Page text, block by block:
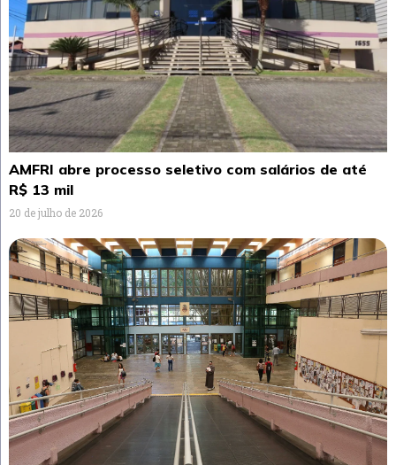
AMFRI abre processo seletivo com salários de até
R$ 13 mil
20 de julho de 2026